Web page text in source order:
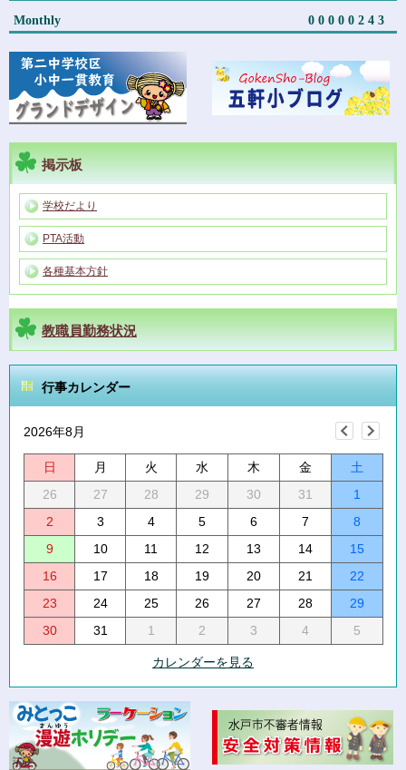
Monthly 00000243
掲示板
学校だより
PTA活動
各種基本方針
教職員勤務状況
行事カレンダー
2026年8月
日 月 火 水 木 金
土
26
27 28 29 30 31
1
2
3 4 5 6 7
8
9
10 11 12 13 14
15
16
17 18 19 20 21
22
23
24 25 26 27 28
29
30
31 1 2 3 4 5
カレンダーを見る